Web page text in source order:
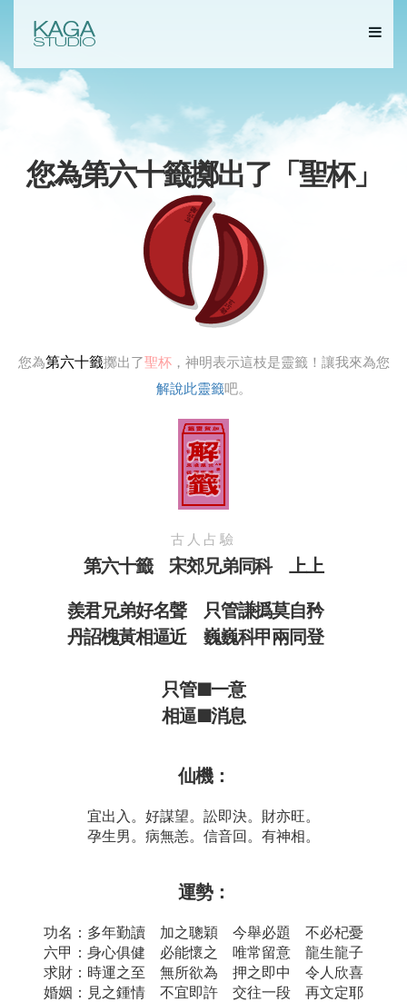
您為第六十籤擲出了「聖杯」
您為第六十籤擲出了聖杯，神明表示這枝是靈籤！讓我來為您
解說此靈籤吧。
古人占驗
第六十籤 宋郊兄弟同科 上上
羨君兄弟好名聲 只管謙撝莫自矜
丹詔槐黃相逼近 巍巍科甲兩同登
只管■一意
相逼■消息
仙機：
宜出入。好謀望。訟即決。財亦旺。
孕生男。病無恙。信音回。有神相。
運勢：
功名：多年勤讀 加之聰穎 今舉必題 不必杞憂
六甲：身心俱健 必能懷之 唯常留意 龍生龍子
求財：時運之至 無所欲為 押之即中 令人欣喜
婚姻：見之鍾情 不宜即許 交往一段 再文定耶